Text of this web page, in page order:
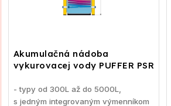
Akumulačná nádoba
vykurovacej vody PUFFER PSR
- typy od 300L až do 5000L,
s jedným integrovaným výmenníkom